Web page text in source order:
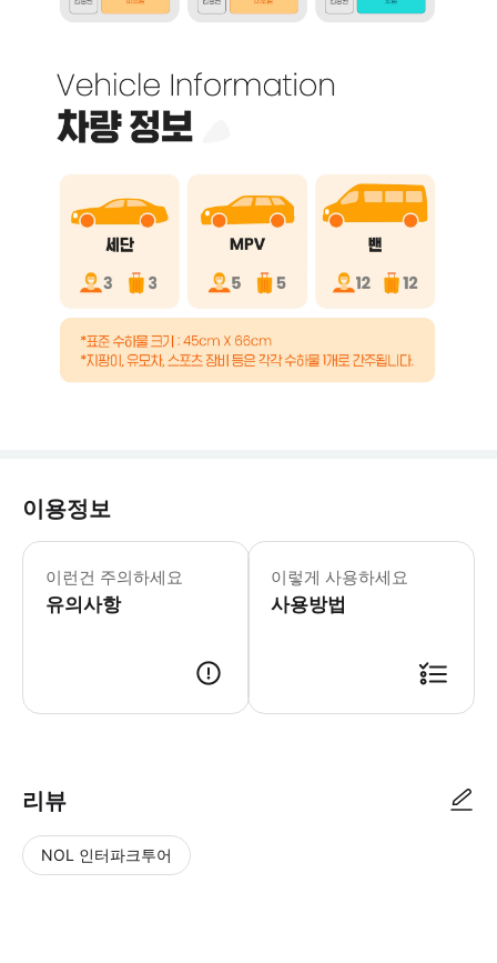
이용정보
이런건 주의하세요
유의사항
본 액티비티에는 강화된 건강 & 위생
- Tip:
- 추가정보 * 본 이동 서비스는 아동
- 예약확정 * 예약 후 확정 여부를 바
- 추가요금표 * 추가 요금은 현금으
이렇게 사용하세요
사용방법
리뷰
NOL 인터파크투어